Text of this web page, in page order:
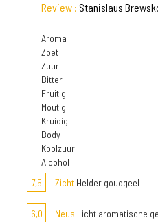
Review : Stanislaus
Aroma
Zoet
Zuur
Bitter
Fruitig
Moutig
Kruidig
Body
Koolzuur
Alcohol
7,5
Zicht Helder goudgeel
6,0 Neus Licht aromatische